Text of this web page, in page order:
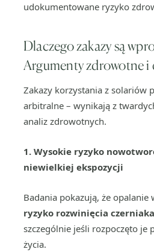
udokumentowane ryzyko
Dlaczego zakazy są
Argumenty zdrowotne i
Zakazy korzystania z solariów
arbitralne – wynikają z
analiz zdrowotnych.
1. Wysokie ryzyko
niewielkiej ekspozycji
Badania pokazują, że opalanie
ryzyko rozwinięcia
szczególnie jeśli rozpoczęto je
życia.